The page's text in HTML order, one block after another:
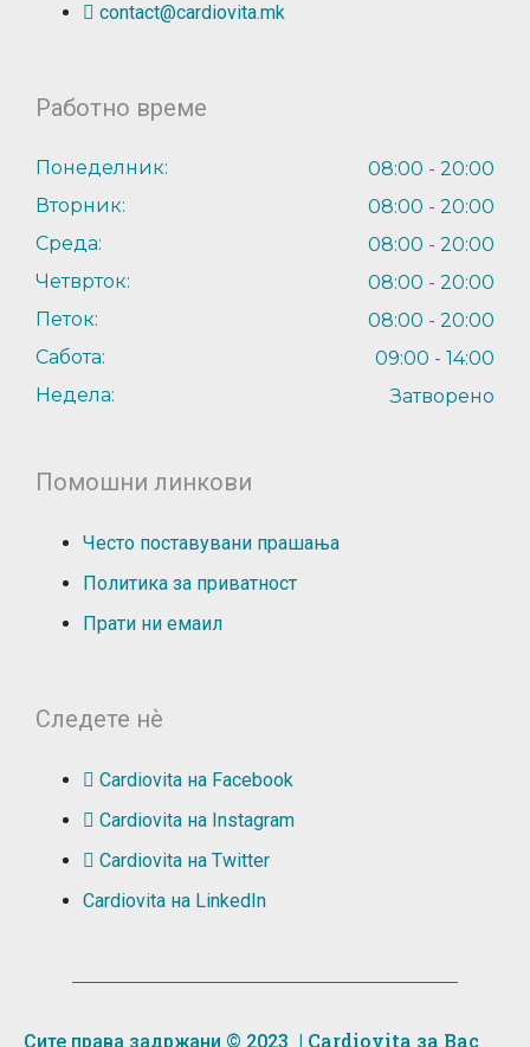
contact@cardiovita.mk
Работно време
Понеделник:
08:00 - 20:00
Вторник:
08:00 - 20:00
Среда:
08:00 - 20:00
Четврток:
08:00 - 20:00
Петок:
08:00 - 20:00
Сабота:
09:00 - 14:00
Недела:
Затворено
Помошни линкови
Често поставувани прашања
Политика за приватност
Прати ни емаил
Следете нѐ
Cardiovita на Facebook
Cardiovita на Instagram
Cardiovita на Twitter
Cardiovita на LinkedIn
Сите права задржани © 2023 | Cardiovita за Вас